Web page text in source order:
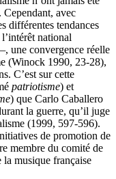
Cependant, avec
différentes tendances
national
, une convergence réelle
(Winock 1990, 23-28),
C’est sur cette
patriotisme) et
) que Carlo Caballero
la guerre, qu’il juge
(1999, 597-596).
de promotion de
membre du comité de
musique française